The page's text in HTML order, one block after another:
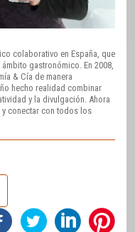
colaborativo en España, que
gastronómico. En 2008,
& Cía de manera
hecho realidad combinar
y la divulgación. Ahora
conectar con todos los